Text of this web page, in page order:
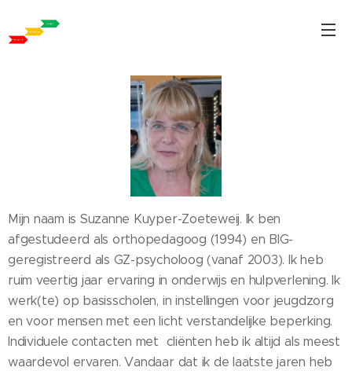
Mijn naam is Suzanne Kuyper-Zoeteweij. Ik ben
afgestudeerd als orthopedagoog (1994) en BIG-
geregistreerd als GZ-psycholoog (vanaf 2003). Ik heb
ruim veertig jaar ervaring in onderwijs en hulpverlening. Ik
werk(te) op basisscholen, in instellingen voor jeugdzorg
en voor mensen met een licht verstandelijke beperking.
Individuele contacten met cliënten heb ik altijd als meest
waardevol ervaren. Vandaar dat ik de laatste jaren heb